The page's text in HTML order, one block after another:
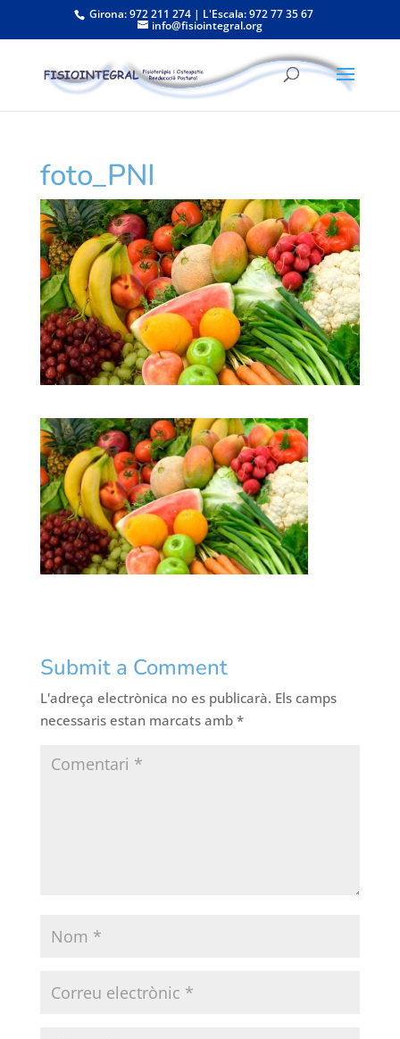
Girona: 972 211 274 | L'Escala: 972 77 35 67
info@fisiointegral.org
foto_PNI
Submit a Comment
L'adreça electrònica no es publicarà. Els camps
necessaris estan marcats amb *